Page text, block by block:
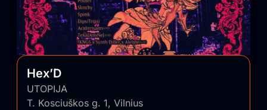
Hex’D
UTOPIJA
T. Kosciuškos g. 1, Vilnius